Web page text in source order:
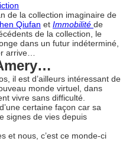
de la collection imaginaire de
Qiufan et Immobilité de
de la collection, le
dans un futur indéterminé,
arrive…
il est d’ailleurs intéressant de
monde virtuel, dans
vivre sans difficulté.
certaine façon car sa
signes de vies depuis
et nous, c’est ce monde-ci